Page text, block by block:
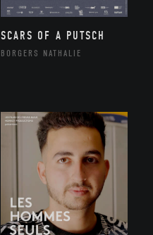
SCARS OF A PUTSCH
BORGERS NATHALIE